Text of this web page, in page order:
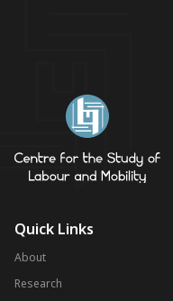
Quick Links
About
Research